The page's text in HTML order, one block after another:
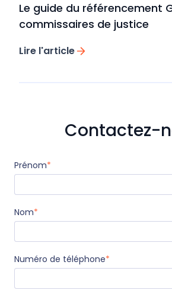
Le guide du référencement
commissaires de justice
Lire l'article
Contactez-
Prénom*
Nom*
Numéro de téléphone*